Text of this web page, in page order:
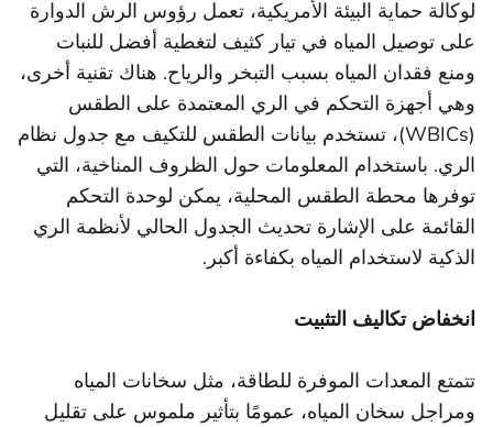
لوكالة حماية البيئة الأمريكية، تعمل رؤوس الرش الدوارة
على توصيل المياه في تيار كثيف لتغطية أفضل للنبات
ومنع فقدان المياه بسبب التبخر والرياح. هناك تقنية أخرى،
وهي أجهزة التحكم في الري المعتمدة على الطقس
(WBICs)، تستخدم بيانات الطقس للتكيف مع جدول نظام
الري. باستخدام المعلومات حول الظروف المناخية، التي
توفرها محطة الطقس المحلية، يمكن لوحدة التحكم
القائمة على الإشارة تحديث الجدول الحالي لأنظمة الري
الذكية لاستخدام المياه بكفاءة أكبر.
انخفاض تكاليف التثبيت
تتمتع المعدات الموفرة للطاقة، مثل سخانات المياه
ومراجل سخان المياه، عمومًا بتأثير ملموس على تقليل